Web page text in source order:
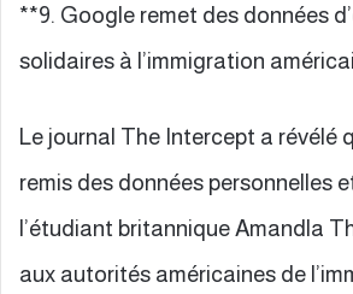
**9. Google remet des données
solidaires à l’immigration
Le journal The Intercept a révélé
remis des données personnelles
l’étudiant britannique Amandla
aux autorités américaines de